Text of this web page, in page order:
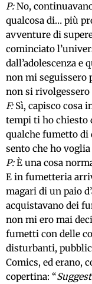
P:No,
qualcosa di… più
avventure di
cominciato
dall’adolescenza e
non mi seguissero
non si
F:Sì, capisco cosa
tempi ti ho chiesto
qualche fumetto di
sento che ho
P:È una cosa
E in fumetteria
magari di un paio
acquistavano dei
non mi ero mai
fumetti con delle
disturbanti,
Comics, ed erano,
copertina: “